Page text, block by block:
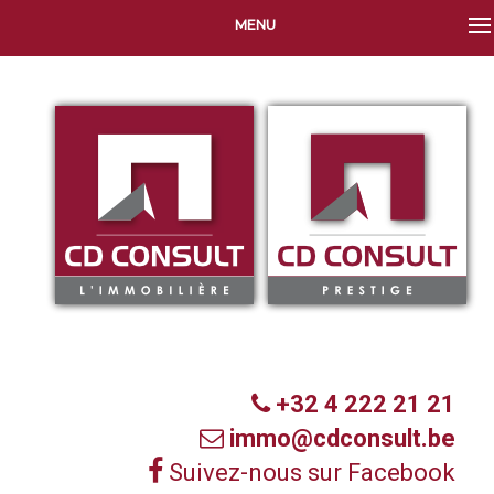
MENU
+32 4 222 21 21
immo@cdconsult.be
Suivez-nous sur Facebook